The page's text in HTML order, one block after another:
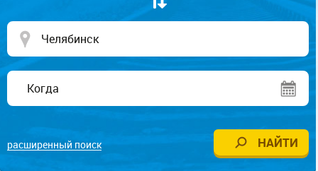
расширенный поиск